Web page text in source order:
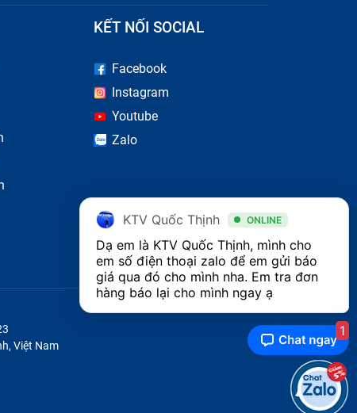
KẾT NỐI SOCIAL
Facebook
Instagram
Youtube
Zalo
Việt Nam
KTV Quốc Thịnh ONLINE
Dạ em là KTV Quốc Thịnh, mình cho
em số điện thoại zalo để em gửi báo
giá qua đó cho mình nha. Em tra đơn
hàng báo lại cho mình ngay ạ
1